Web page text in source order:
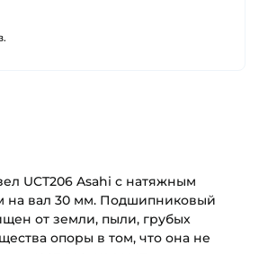
UCT206 Asahi с натяжным
на вал 30 мм. Подшипниковый
от земли, пыли, грубых
опоры в том, что она не